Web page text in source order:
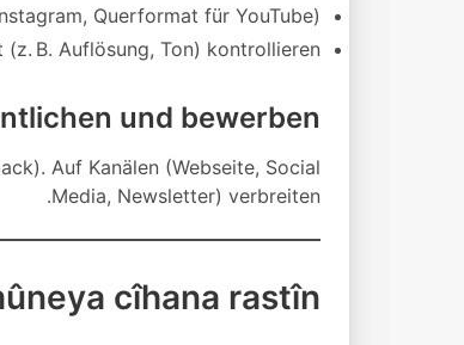
Querformat für YouTube).
B. Auflösung, Ton) kontrollieren.
und bewerben
Auf Kanälen (Webseite, Social
Media, Newsletter) verbreiten.
cîhana rastîn